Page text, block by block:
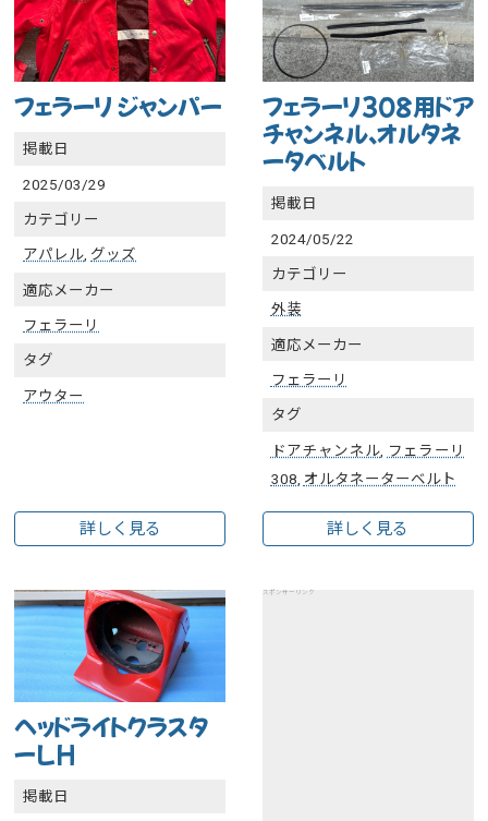
フェラーリ ジャンパー
掲載日
2025/03/29
カテゴリー
アパレル, グッズ
適応メーカー
フェラーリ
タグ
アウター
詳しく見る
フェラーリ308用ドア
チャンネル、オルタネ
ータベルト
掲載日
2024/05/22
カテゴリー
外装
適応メーカー
フェラーリ
タグ
ドアチャンネル フェラーリ
308 オルタネーターベルト
詳しく見る
ヘッドライトクラスタ
ーLH
掲載日
スポンサーリンク